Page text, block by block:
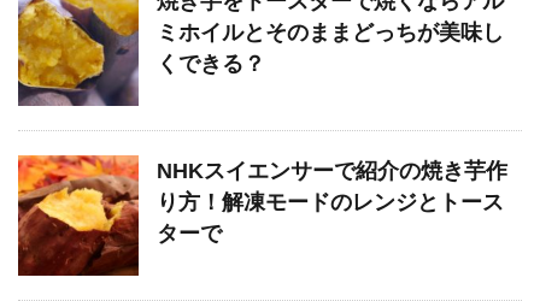
ミホイルとそのままどっちが美味し
くできる？
NHKスイエンサーで紹介の焼き芋作
り方！解凍モードのレンジとトース
ターで